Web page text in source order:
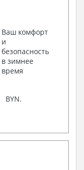
Ваш комфорт
и
безопасность
в зимнее
время
BYN.